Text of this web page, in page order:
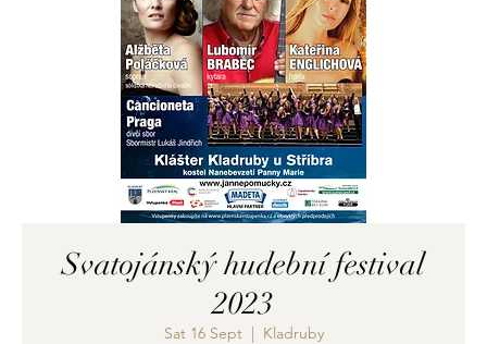
Svatojánský hudební festival
2023
Sat 16 Sept
  |
Kladruby